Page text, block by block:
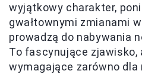
wyjątkowy charakter,
gwałtownymi zmianami
prowadzą do nabywania
To fascynujące zjawisko,
wymagające zarówno dla